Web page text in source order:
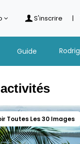
S'inscrire |
Guide
Toutes Les 30 Images